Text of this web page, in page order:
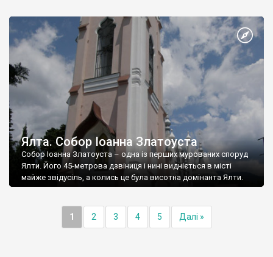
Ялта. Собор Іоанна Златоуста
Собор Іоанна Златоуста – одна із перших мурованих споруд
Ялти. Його 45-метрова дзвіниця і нині видніється в місті
майже звідусіль, а колись це була висотна домінанта Ялти.
1 2 3 4 5 Далі »